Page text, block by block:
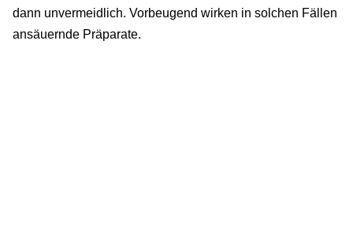
dann unvermeidlich. Vorbeugend wirken in solchen Fällen
ansäuernde Präparate.